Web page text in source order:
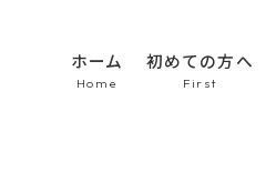
ホーム 初めての方へ
HOME